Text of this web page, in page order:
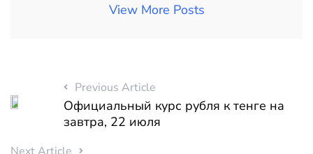
View More Posts
Previous Article
Официальный курс рубля к тенге на
завтра, 22 июля
Next Article